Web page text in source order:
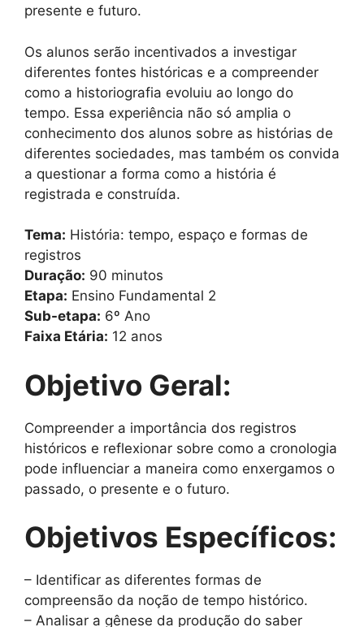
presente e futuro.
Os alunos serão incentivados a investigar
diferentes fontes históricas e a compreender
como a historiografia evoluiu ao longo do
tempo. Essa experiência não só amplia o
conhecimento dos alunos sobre as histórias de
diferentes sociedades, mas também os convida
a questionar a forma como a história é
registrada e construída.
Tema: História: tempo, espaço e formas de
registros
Duração: 90 minutos
Etapa: Ensino Fundamental 2
Sub-etapa: 6º Ano
Faixa Etária: 12 anos
Objetivo Geral:
Compreender a importância dos registros
históricos e reflexionar sobre como a cronologia
pode influenciar a maneira como enxergamos o
passado, o presente e o futuro.
Objetivos Específicos:
– Identificar as diferentes formas de
compreensão da noção de tempo histórico.
– Analisar a gênese da produção do saber